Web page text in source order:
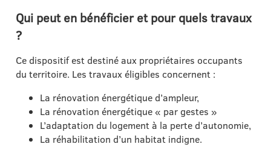
Qui peut en bénéficier et pour quels travaux
?
Ce dispositif est destiné aux propriétaires occupants
du territoire. Les travaux éligibles concernent :
La rénovation énergétique d’ampleur,
La rénovation énergétique « par gestes »
L’adaptation du logement à la perte d’autonomie,
La réhabilitation d’un habitat indigne.